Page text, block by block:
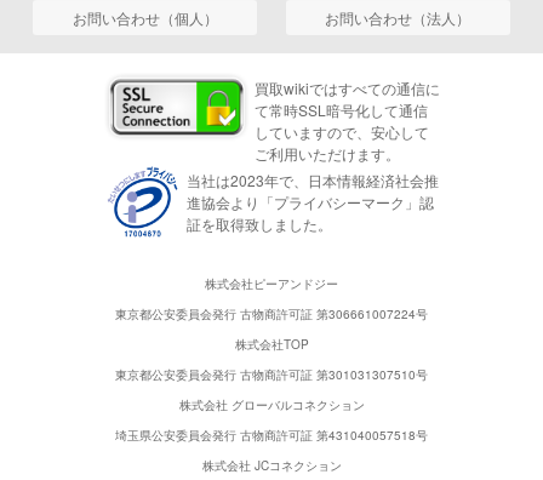
お問い合わせ（個人）
お問い合わせ（法人）
買取wikiではすべての通信に
て常時SSL暗号化して通信
していますので、安心して
ご利用いただけます。
当社は2023年で、日本情報経済社会推
進協会より「プライバシーマーク」認
証を取得致しました。
株式会社ピーアンドジー
東京都公安委員会発行 古物商許可証 第306661007224号
株式会社TOP
東京都公安委員会発行 古物商許可証 第301031307510号
株式会社 グローバルコネクション
埼玉県公安委員会発行 古物商許可証 第431040057518号
株式会社 JCコネクション